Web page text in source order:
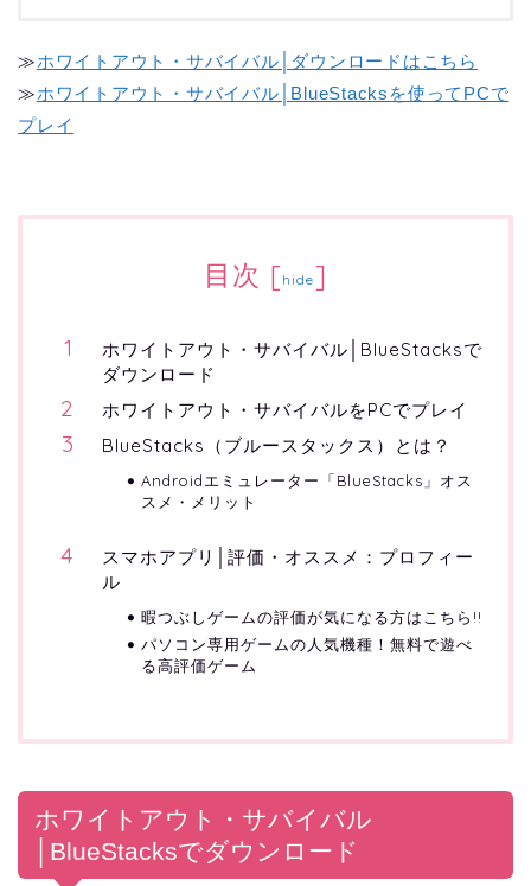
≫ホワイトアウト・サバイバル│ダウンロードはこちら
≫ホワイトアウト・サバイバル│BlueStacksを使ってPCで
プレイ
目次 [hide]
ホワイトアウト・サバイバル│BlueStacksで
ダウンロード
ホワイトアウト・サバイバルをPCでプレイ
BlueStacks（ブルースタックス）とは？
Androidエミュレーター「BlueStacks」オス
スメ・メリット
スマホアプリ│評価・オススメ：プロフィー
ル
暇つぶしゲームの評価が気になる方はこちら!!
パソコン専用ゲームの人気機種！無料で遊べ
る高評価ゲーム
ホワイトアウト・サバイバル
│BlueStacksでダウンロード